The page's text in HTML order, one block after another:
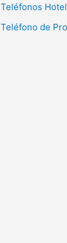
Teléfonos
Teléfono de